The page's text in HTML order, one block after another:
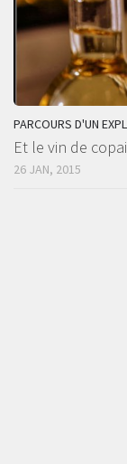
PARCOURS D'UN
Et le vin de
26 JAN, 2015